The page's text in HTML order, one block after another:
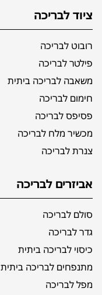
ציוד לבריכה
רובוט לבריכה
פילטר לבריכה
משאבה לבריכה ביתית
חימום לבריכה
פסיפס לבריכה
מכשיר מלח לבריכה
צנרת לבריכה
אביזרים לבריכה
סולם לבריכה
גדר לבריכה
כיסוי לבריכה ביתית
מתנפחים לבריכה ביתית
מפל לבריכה